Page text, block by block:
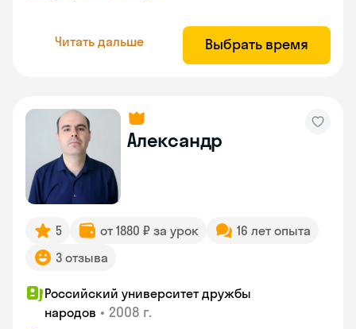
Читать дальше Выбрать время
Александр
5 от 1880 ₽ за урок
16 лет опыта
3 отзыва
Российский университет дружбы
народов • 2008 г.